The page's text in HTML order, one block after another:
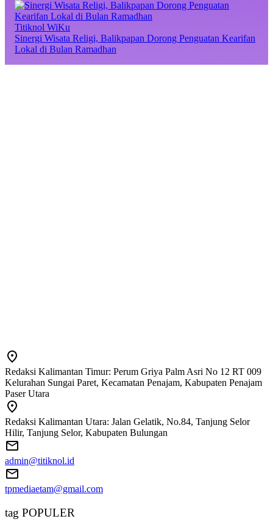
Titiknol WiKu
Sinergi Wisata Religi, Balikpapan Dorong Penguatan Kearifan
Lokal di Bulan Ramadhan
Redaksi Kalimantan Timur: Perum Griya Palm Asri No 12 RT 009
Kelurahan Sungai Paret, Kecamatan Penajam, Kabupaten Penajam
Paser Utara
Redaksi Kalimantan Utara: Jalan Gelatik, No.84, Tanjung Selor
Hilir, Tanjung Selor, Kabupaten Bulungan
admin@titiknol.id
tpmediaetam@gmail.com
tag POPULER